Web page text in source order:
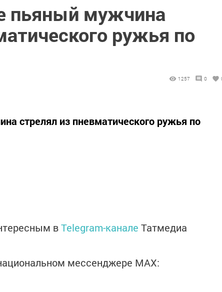
пьяный мужчина
ружья по
1257 0
стрелял из пневматического ружья по
вTelegram-канале Татмедиа
мессенджере MАХ: